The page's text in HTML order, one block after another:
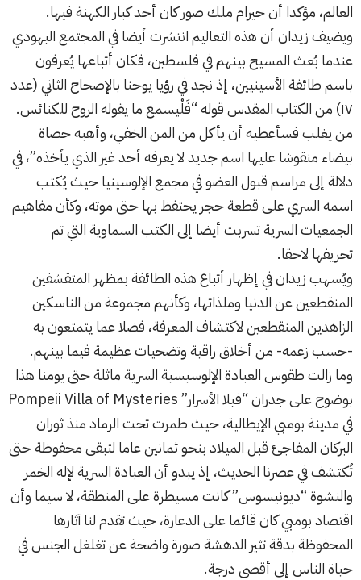
العالم، مؤكدا أن حيرام ملك صور كان أحد كبار الكهنة فيها.
ويضيف زيدان أن هذه التعاليم انتشرت أيضا في المجتمع اليهودي
عندما بُعث المسيح بينهم في فلسطين، فكان أتباعها يُعرفون
باسم طائفة الأسينيين، إذ نجد في رؤيا يوحنا بالإصحاح الثاني (عدد
١٧) من الكتاب المقدس قوله “فَلْيسمع ما يقوله الروح للكنائس.
من يغلب فسأعطيه أن يأكل من المن الخفي، وأهبه حصاة
بيضاء منقوشا عليها اسم جديد لا يعرفه أحد غير الذي يأخذه”، في
دلالة إلى مراسم قبول العضو في مجمع الإلوسينيا حيث يُكتب
اسمه السري على قطعة حجر يحتفظ بها حتى موته، وكأن مفاهيم
الجمعيات السرية تسربت أيضا إلى الكتب السماوية التي تم
تحريفها لاحقا.
ويُسهب زيدان في إظهار أتباع هذه الطائفة بمظهر المتقشفين
المنقطعين عن الدنيا وملذاتها، وكأنهم مجموعة من الناسكين
الزاهدين المنقطعين لاكتشاف المعرفة، فضلا عما يتمتعون به
-حسب زعمه- من أخلاق راقية وتضحيات عظيمة فيما بينهم.
وما زالت طقوس العبادة الإلوسيسية السرية ماثلة حتى يومنا هذا
بوضوح على جدران “فيلا الأسرار” Pompeii Villa of Mysteries
في مدينة بومبي الإيطالية، حيث طمرت تحت الرماد منذ ثوران
البركان المفاجئ قبل الميلاد بنحو ثمانين عاما لتبقى محفوظة حتى
تُكتشف في عصرنا الحديث، إذ يبدو أن العبادة السرية لإله الخمر
والنشوة “ديونيسوس” كانت مسيطرة على المنطقة، لا سيما وأن
اقتصاد بومبي كان قائما على الدعارة، حيث تقدم لنا آثارها
المحفوظة بدقة تثير الدهشة صورة واضحة عن تغلغل الجنس في
حياة الناس إلى أقصى درجة.